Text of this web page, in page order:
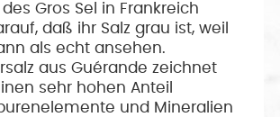
Gros Sel in Frankreich
daß ihr Salz grau ist, weil
als echt ansehen.
aus Guérande zeichnet
sehr hohen Anteil
und Mineralien